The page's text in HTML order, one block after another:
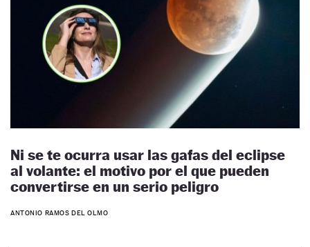
Ni se te ocurra usar las gafas del eclipse
al volante: el motivo por el que pueden
convertirse en un serio peligro
ANTONIO RAMOS DEL OLMO